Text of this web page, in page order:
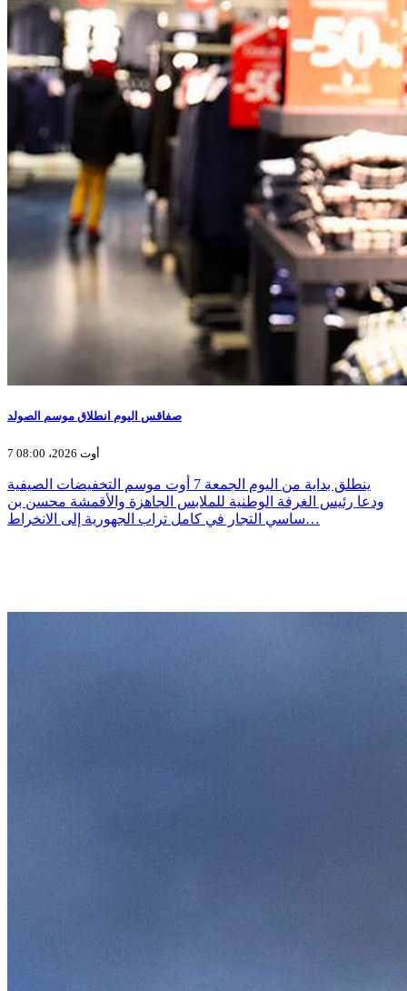
صفاقس اليوم انطلاق موسم الصولد
7 أوت 2026، 08:00
ينطلق بداية من اليوم الجمعة 7 أوت موسم التخفيضات الصيفية
ودعا رئيس الغرفة الوطنية للملابس الجاهزة والأقمشة محسن بن
ساسي التجار في كامل تراب الجهورية إلى الانخراط…